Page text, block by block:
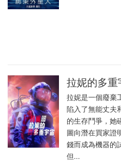
拉妮的多重
拉妮是一個廢棄
陷入了無能丈夫
的生存鬥爭，她
圖向潛在買家證
錢而成為機器的
但...